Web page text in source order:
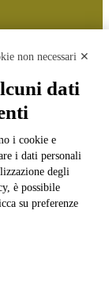
Spaggiari
Media
non necessari ✕
dati
i cookie e
i dati personali
degli
è possibile
su preferenze